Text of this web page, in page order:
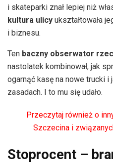
i skateparki znał lepiej niż
kultura ulicy ukształtowała
i biznesu.
Ten baczny obserwator
nastolatek kombinował, jak
ogarnąć kasę na nowe trucki i
zasadach. I to mu się udało.
Przeczytaj również o
Szczecina i
Stoprocent –